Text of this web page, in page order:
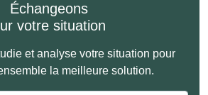
Échangeons
votre situation
et analyse votre situation pour
la meilleure solution.